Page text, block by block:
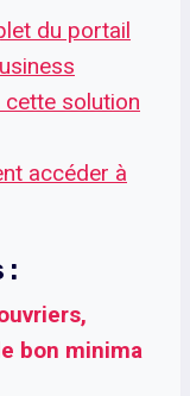
du portail
cette solution
accéder à
:
bon minima